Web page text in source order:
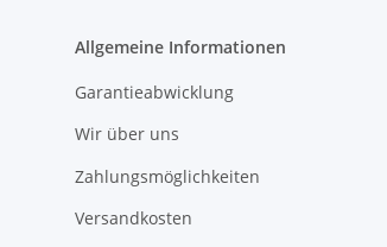
Allgemeine Informationen
Garantieabwicklung
Wir über uns
Zahlungsmöglichkeiten
Versandkosten